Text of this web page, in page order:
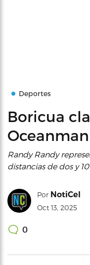
Deportes
Boricua
Randy Randy
distancias de dos y
Por NotiCel
Oct 13, 2025
0